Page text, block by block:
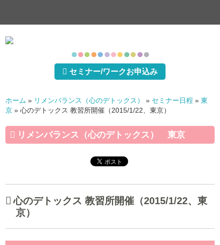
●●●●●●●●●●●●
セミナー/ワークお申込み
ホーム » リメンバランス（心のデトックス） » セミナー日程 »東
京 »心のデトックス 教習所開催（2015/1/22、東京）
リメンバランス（心のデトックス） 東京
心のデトックス 教習所開催（2015/1/22、東
京）